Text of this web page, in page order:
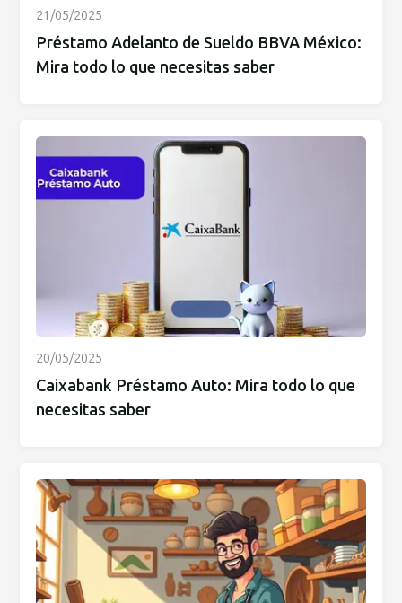
21/05/2025
Préstamo Adelanto de Sueldo BBVA México:
Mira todo lo que necesitas saber
20/05/2025
Caixabank Préstamo Auto: Mira todo lo que
necesitas saber